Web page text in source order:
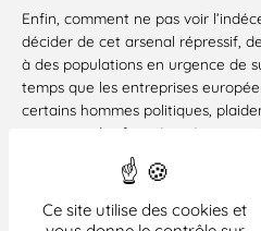
Ce site utilise des cookies et
Enfin, comment ne pas voir
décider de cet arsenal répressif,
à des populations en urgence de
temps que les entreprises
certains hommes politiques,
ouverture des frontières à une
Comme elle l’a fait à plusieurs
l’Europe, et d’abord le
engager sans tarder une